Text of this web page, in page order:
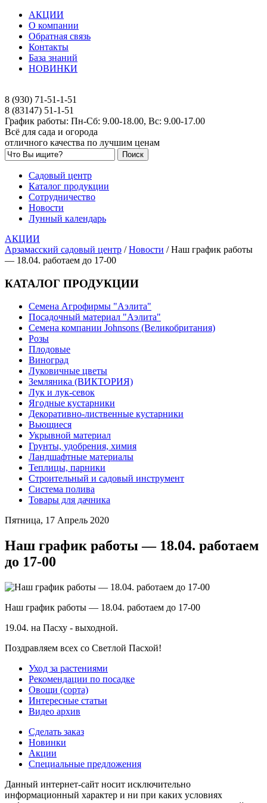
АКЦИИ
О компании
Обратная связь
Контакты
База знаний
НОВИНКИ
8 (930) 71-51-1-51
8 (83147) 51-1-51
График работы: Пн-Сб: 9.00-18.00, Вс: 9.00-17.00
Всё для сада и огорода
отличного качества по лучшим ценам
Садовый центр
Каталог продукции
Сотрудничество
Новости
Лунный календарь
АКЦИИ
Арзамасский садовый центр /Новости /Наш график работы
— 18.04. работаем до 17-00
КАТАЛОГ ПРОДУКЦИИ
Семена Агрофирмы "Аэлита"
Посадочный материал "Аэлита"
Семена компании Johnsons (Великобритания)
Розы
Плодовые
Виноград
Луковичные цветы
Земляника (ВИКТОРИЯ)
Лук и лук-севок
Ягодные кустарники
Декоративно-лиственные кустарники
Вьющиеся
Укрывной материал
Грунты, удобрения, химия
Ландшафтные материалы
Теплицы, парники
Строительный и садовый инструмент
Система полива
Товары для дачника
Пятница, 17 Апрель 2020
Наш график работы — 18.04. работаем
до 17-00
Наш график работы — 18.04. работаем до 17-00
19.04. на Пасху - выходной.
Поздравляем всех со Светлой Пасхой!
Уход за растениями
Рекомендации по посадке
Овощи (сорта)
Интересные статьи
Видео архив
Сделать заказ
Новинки
Акции
Специальные предложения
Данный интернет-сайт носит исключительно
информационный характер и ни при каких условиях